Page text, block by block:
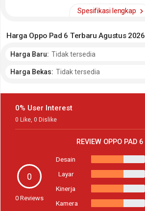
Spesifikasi lengkap
Harga Oppo Pad 6 Terbaru Agustus 2026
Harga Baru: Tidak tersedia
Harga Bekas: Tidak tersedia
0% User Interest
0 Like 0 Dislike
REVIEW OPPO PAD 6
0
0 Reviews
Desain
Layar
Kinerja
Kamera